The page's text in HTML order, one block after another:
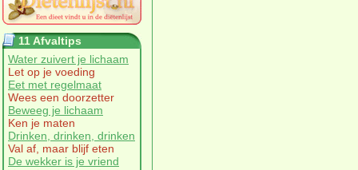
11 Afvaltips
Water zuivert je lichaam
Let op je voeding
Eet met regelmaat
Wees een doorzetter
Beweeg je lichaam
Ken je maten
Drinken, drinken, drinken
Val af, maar blijf eten
De wekker is je vriend